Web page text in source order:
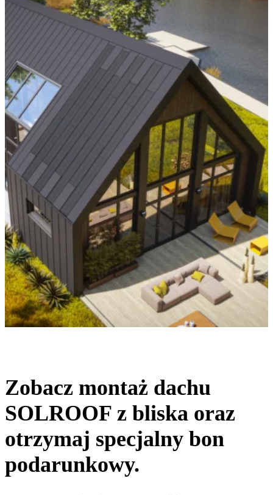
Zobacz montaż dachu
SOLROOF z bliska oraz
otrzymaj specjalny bon
podarunkowy.